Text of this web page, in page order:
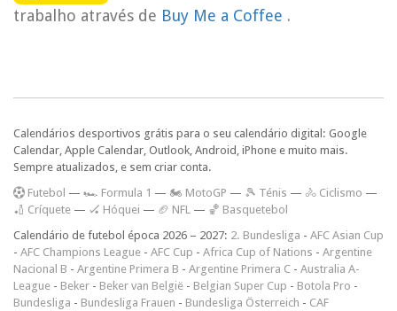
trabalho através de Buy Me a Coffee .
Calendários desportivos grátis para o seu calendário digital: Google
Calendar, Apple Calendar, Outlook, Android, iPhone e muito mais.
Sempre atualizados, e sem criar conta.
Futebol — 🏎️ Formula 1 — 🏍 MotoGP — 🎾 Ténis — 🚴 Ciclismo —
🏏 Críquete — 🏑 Hóquei — 🏈 NFL — 🏀 Basquetebol
Calendário de futebol época 2026 – 2027: 2. Bundesliga - AFC Asian Cup
- AFC Champions League - AFC Cup - Africa Cup of Nations - Argentine
Nacional B - Argentine Primera B - Argentine Primera C - Australia A-
League - Beker - Beker van België - Belgian Super Cup - Botola Pro -
Bundesliga - Bundesliga Frauen - Bundesliga Österreich - CAF